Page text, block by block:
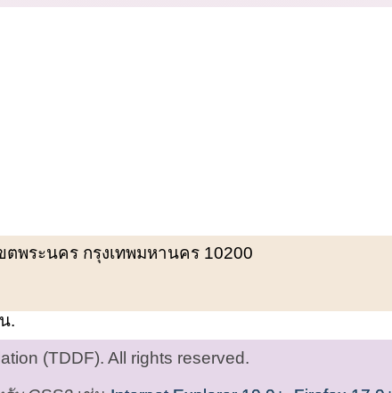
พระนคร กรุงเทพมหานคร 10200
.
(TDDF). All rights reserved.